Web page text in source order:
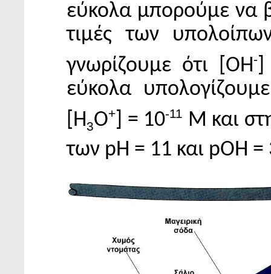
εύκολα μπορούμε να
τιμές των
γνωρίζουμε ότι [ΟΗ-
εύκολα
[Η3Ο+ ] = 10-11 Μ και
των pH = 11 και pOH =